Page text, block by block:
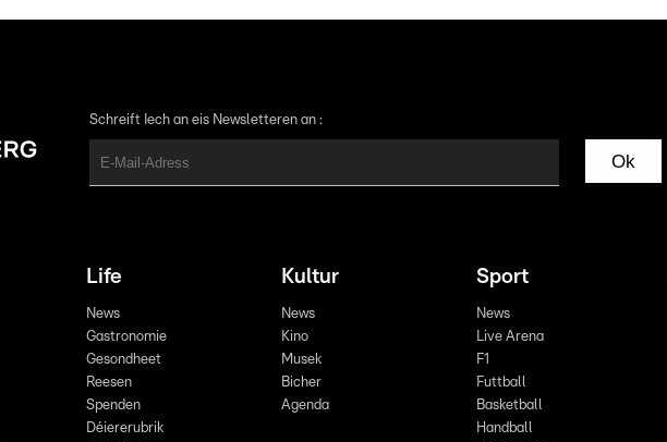
Schreift Iech an eis Newsletteren an :
Ok
Life
News
Gastronomie
Gesondheet
Reesen
Spenden
Déiererubrik
Kultur
News
Kino
Musek
Bicher
Agenda
Sport
News
Live Arena
F1
Futtball
Basketball
Handball